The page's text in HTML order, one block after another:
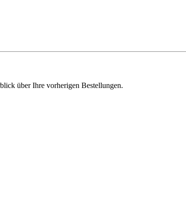
über Ihre vorherigen Bestellungen.